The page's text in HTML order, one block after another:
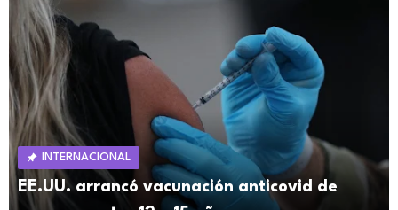
INTERNACIONAL
EE.UU. arrancó vacunación anticovid de